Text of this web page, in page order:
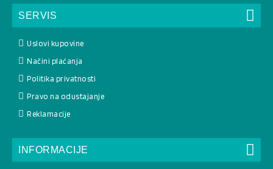
SERVIS
Uslovi kupovine
Načini plaćanja
Politika privatnosti
Pravo na odustajanje
Reklamacije
INFORMACIJE